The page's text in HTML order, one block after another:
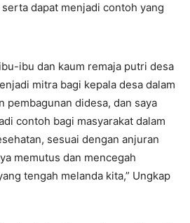
dapat menjadi contoh yang
ibu dan kaum remaja putri desa
mitra bagi kepala desa dalam
pembagunan didesa, dan saya
contoh bagi masyarakat dalam
sesuai dengan anjuran
memutus dan mencegah
tengah melanda kita,” Ungkap